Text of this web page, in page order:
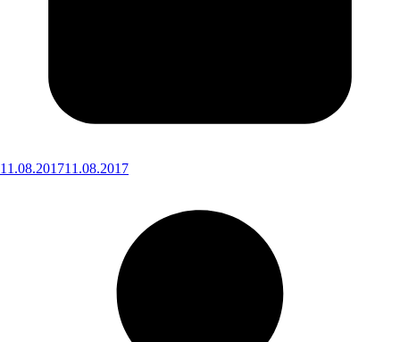
11.08.201711.08.2017